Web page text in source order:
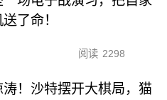
了命！
阅读 2298
涛！沙特摆开大棋局，猫